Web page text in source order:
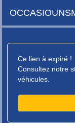
Ce lien à expiré !
Consultez notre
véhicules.